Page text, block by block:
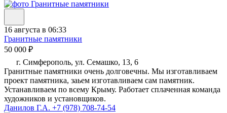
16 августа в 06:33
Гранитные памятники
50 000 ₽
г. Симферополь, ул. Семашко, 13, 6
Гранитные памятники очень долговечны. Мы изготавливаем
проект памятника, заьем изготавливаем сам памятник.
Устанавливаем по всему Крыму. Работает сплаченная команда
художников и установщиков.
Данилов Г.А. +7 (978) 708-74-54